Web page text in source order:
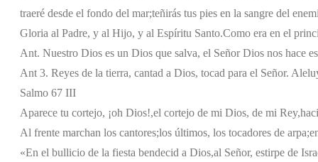
traeré desde el fondo del mar;teñirás tus pies en la sangre del
Gloria al Padre, y al Hijo, y al Espíritu Santo.Como era en el
Ant. Nuestro Dios es un Dios que salva, el Señor Dios nos hace
Ant 3. Reyes de la tierra, cantad a Dios, tocad para el Señor.
Salmo 67 III
Aparece tu cortejo, ¡oh Dios!,el cortejo de mi Dios, de mi Rey,
Al frente marchan los cantores;los últimos, los tocadores de arpa;
«En el bullicio de la fiesta bendecid a Dios,al Señor, estirpe de